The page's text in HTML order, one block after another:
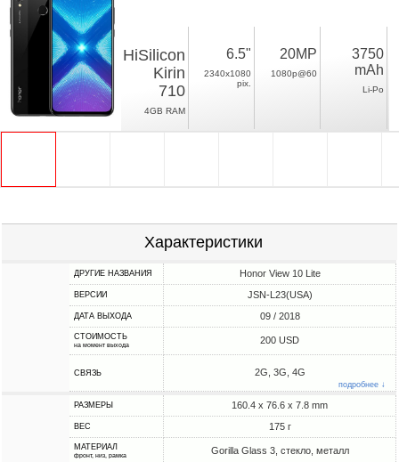
HiSilicon
Kirin
710
4GB RAM
6.5"
2340x1080
pix.
20MP
1080p@60
3750
mAh
Li-Po
Характеристики
ДРУГИЕ НАЗВАНИЯ Honor View 10 Lite
ВЕРСИИ JSN-L23(USA)
ДАТА ВЫХОДА 09 / 2018
СТОИМОСТЬ
на момент выхода 200 USD
СВЯЗЬ 2G, 3G, 4G
подробнее ↓
РАЗМЕРЫ 160.4 x 76.6 x 7.8 mm
ВЕС 175 г
МАТЕРИАЛ
фронт, низ, рамка Gorilla Glass 3, стекло, металл